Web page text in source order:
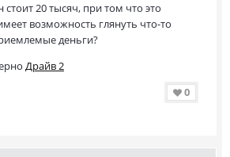
20 тысяч, при том что это
возможность глянуть что-то
деньги?
Драйв 2
0